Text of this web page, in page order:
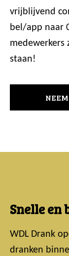
vrijblijvend
bel/app naar
staan!
Snelle
WDL Drank
dranken